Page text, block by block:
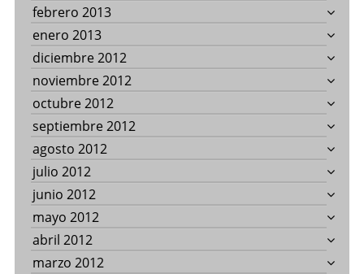
febrero 2013
enero 2013
diciembre 2012
noviembre 2012
octubre 2012
septiembre 2012
agosto 2012
julio 2012
junio 2012
mayo 2012
abril 2012
marzo 2012